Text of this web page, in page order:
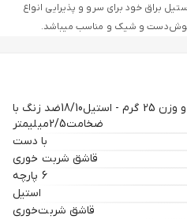
براق خود برای سرو و پذیرایی انواع
و شیک و مناسب میباشد.
- ابعاد: 20x2x0.25 سانتی متر و وزن 25 گرم - استیل18/10ضد زنگ با
ضخامت2/5میلیمتر
با دست
قاشق شربت خوری
6 پارچه
استیل
قاشق شربت‌خوری